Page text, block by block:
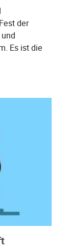
der
Es ist die